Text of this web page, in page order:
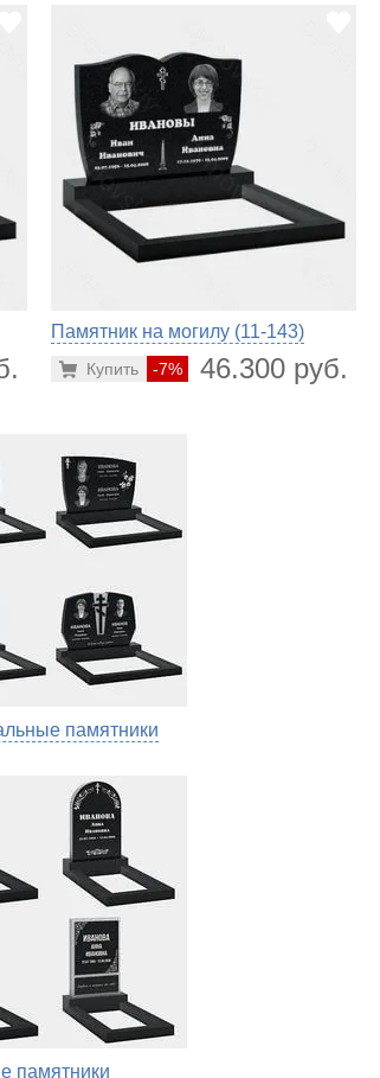
Памятник на могилу (11-143)
-7% 46.300 руб.
Купить
памятники
памятники